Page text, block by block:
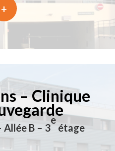
+
– Clinique
Allée B – 3
e
étage